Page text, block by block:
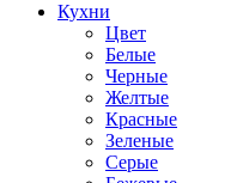
Кухни
Цвет
Белые
Черные
Желтые
Красные
Зеленые
Серые